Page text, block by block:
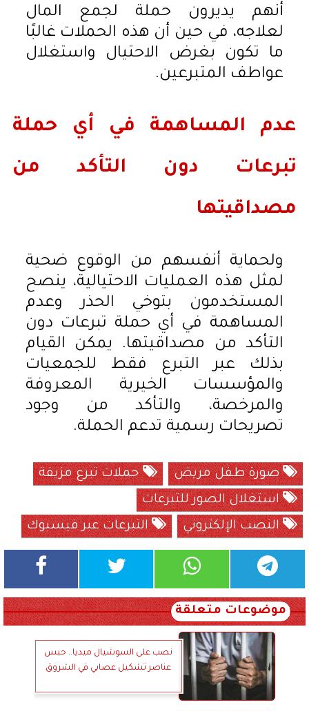
أنهم يديرون حملة لجمع المال
لعلاجه، في حين أن هذه الحملات غالبًا
ما تكون بغرض الاحتيال واستغلال
عواطف المتبرعين.
عدم المساهمة في أي حملة
تبرعات دون التأكد من
مصداقيتها
ولحماية أنفسهم من الوقوع ضحية
لمثل هذه العمليات الاحتيالية، ينصح
المستخدمون بتوخي الحذر وعدم
المساهمة في أي حملة تبرعات دون
التأكد من مصداقيتها. يمكن القيام
بذلك عبر التبرع فقط للجمعيات
والمؤسسات الخيرية المعروفة
والمرخصة، والتأكد من وجود
تصريحات رسمية تدعم الحملة.
صورة طفل مريض
حملات تبرع مزيفة
استغلال الصور للتبرعات
النصب الإلكتروني
التبرعات عبر فيسبوك
موضوعات متعلقة
نصب على السوشيال ميديا.. حبس
عناصر تشكيل عصابي في الشروق